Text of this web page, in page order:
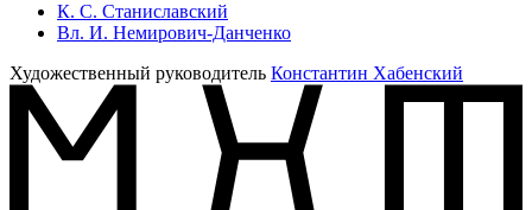
К. С. Станиславский
Вл. И. Немирович-Данченко
Художественный руководитель Константин Хабенский